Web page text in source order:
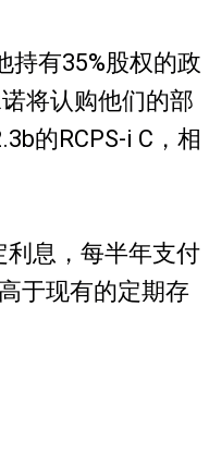
持有35%股权的政
将认购他们的部
的RCPS-i C，相
利息，每半年支付
于现有的定期存